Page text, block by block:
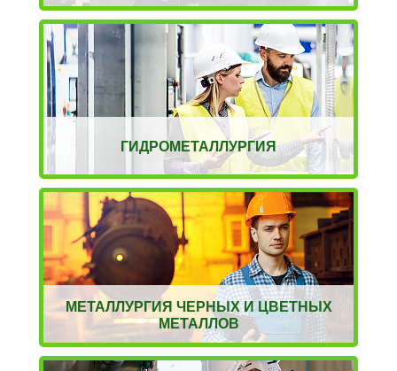
ГИДРОМЕТАЛЛУРГИЯ
МЕТАЛЛУРГИЯ ЧЕРНЫХ И ЦВЕТНЫХ
МЕТАЛЛОВ